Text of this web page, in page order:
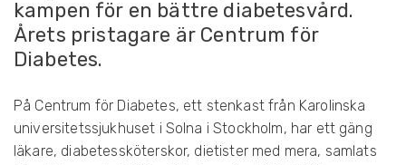
M
E
D
L
diabetes
kampen för en bättre diabetesvård.
Årets pristagare är Centrum för
Diabetes.
På Centrum för Diabetes, ett stenkast från Karolinska
universitetssjukhuset i Solna i Stockholm, har ett gäng
läkare, diabetessköterskor, dietister med mera, samlats